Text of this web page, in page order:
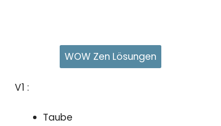
WOW Zen Lösungen
V1 :
Taube